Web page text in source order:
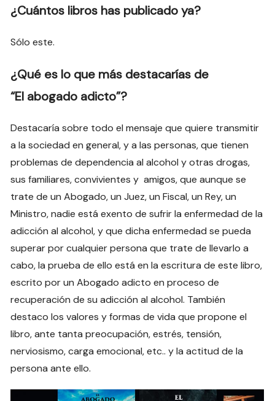
¿Cuántos libros has publicado ya?
Sólo este.
¿Qué es lo que más destacarías de
“El abogado adicto”?
Destacaría sobre todo el mensaje que quiere transmitir
a la sociedad en general, y a las personas, que tienen
problemas de dependencia al alcohol y otras drogas,
sus familiares, convivientes y amigos, que aunque se
trate de un Abogado, un Juez, un Fiscal, un Rey, un
Ministro, nadie está exento de sufrir la enfermedad de la
adicción al alcohol, y que dicha enfermedad se pueda
superar por cualquier persona que trate de llevarlo a
cabo, la prueba de ello está en la escritura de este libro,
escrito por un Abogado adicto en proceso de
recuperación de su adicción al alcohol. También
destaco los valores y formas de vida que propone el
libro, ante tanta preocupación, estrés, tensión,
nerviosismo, carga emocional, etc.. y la actitud de la
persona ante ello.